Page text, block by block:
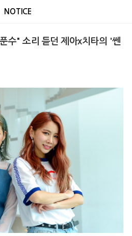
NOTICE
수" 소리 듣던 제아x치타의 '쎈